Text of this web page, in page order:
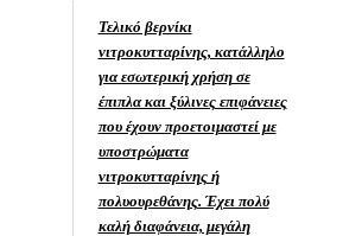
Τελικό βερνίκι
νιτροκυτταρίνης, κατάλληλο
για εσωτερική χρήση σε
έπιπλα και ξύλινες επιφάνειες
που έχουν προετοιμαστεί με
υποστρώματα
νιτροκυτταρίνης ή
πολυουρεθάνης. Έχει πολύ
καλή διαφάνεια, μεγάλη